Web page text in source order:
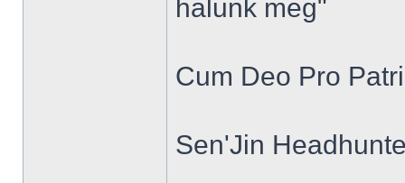
halunk meg"
Cum Deo Pro
Sen'Jin